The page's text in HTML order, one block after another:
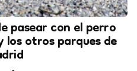
pasear con el perro
otros parques de